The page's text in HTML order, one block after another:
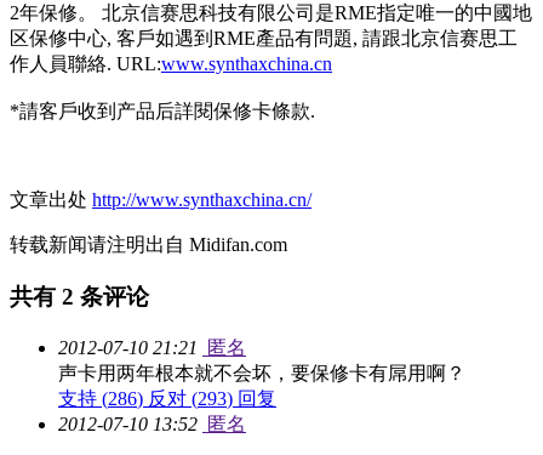
2年保修。 北京信赛思科技有限公司是RME指定唯一的中國地
区保修中心, 客戶如遇到RME產品有問題, 請跟北京信赛思工
作人員聯絡. URL:www.synthaxchina.cn
*請客戶收到产品后詳閱保修卡條款.
文章出处 http://www.synthaxchina.cn/
转载新闻请注明出自 Midifan.com
共有 2 条评论
2012-07-10 21:21
匿名
声卡用两年根本就不会坏，要保修卡有屌用啊？
支持 (286) 反对 (293) 回复
2012-07-10 13:52 匿名